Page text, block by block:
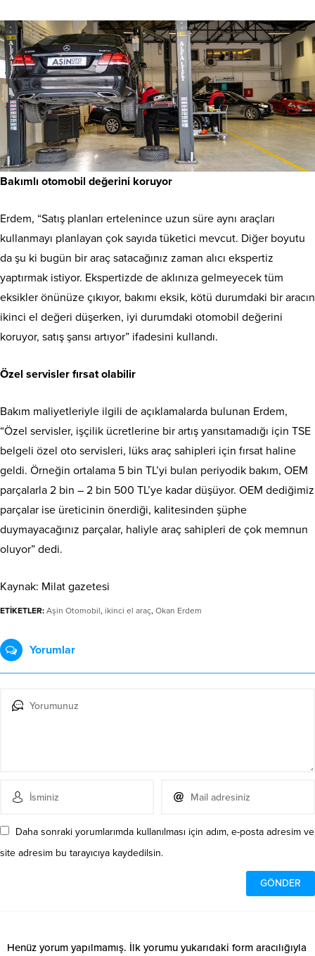
Bakımlı otomobil değerini koruyor
Erdem, “Satış planları ertelenince uzun süre aynı araçları
kullanmayı planlayan çok sayıda tüketici mevcut. Diğer boyutu
da şu ki bugün bir araç satacağınız zaman alıcı ekspertiz
yaptırmak istiyor. Ekspertizde de aklınıza gelmeyecek tüm
eksikler önünüze çıkıyor, bakımı eksik, kötü durumdaki bir aracın
ikinci el değeri düşerken, iyi durumdaki otomobil değerini
koruyor, satış şansı artıyor” ifadesini kullandı.
Özel servisler fırsat olabilir
Bakım maliyetleriyle ilgili de açıklamalarda bulunan Erdem,
“Özel servisler, işçilik ücretlerine bir artış yansıtamadığı için TSE
belgeli özel oto servisleri, lüks araç sahipleri için fırsat haline
geldi. Örneğin ortalama 5 bin TL’yi bulan periyodik bakım, OEM
parçalarla 2 bin – 2 bin 500 TL’ye kadar düşüyor. OEM dediğimiz
parçalar ise üreticinin önerdiği, kalitesinden şüphe
duymayacağınız parçalar, haliyle araç sahipleri de çok memnun
oluyor” dedi.
Kaynak: Milat gazetesi
ETİKETLER: Aşin Otomobil, ikinci el araç, Okan Erdem
Yorumlar
Daha sonraki yorumlarımda kullanılması için adım, e-posta adresim ve
site adresim bu tarayıcıya kaydedilsin.
Henüz yorum yapılmamış. İlk yorumu yukarıdaki form aracılığıyla